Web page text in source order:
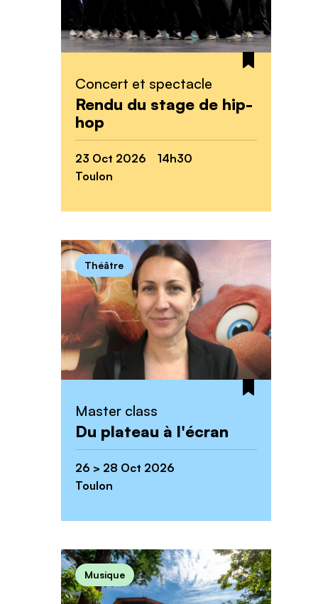
Rendu du stage de hip-
hop
Concert et spectacle
23 Oct 2026 14h30
Toulon
Du plateau à l'écran
Master class
26 > 28 Oct 2026
Toulon
Théâtre
Musique